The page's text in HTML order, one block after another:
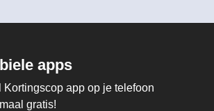
apps
Kortingscop app op je telefoon
gratis!